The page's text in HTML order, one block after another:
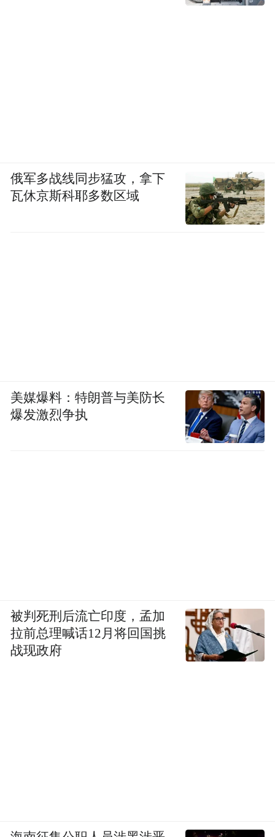
俄军多战线同步猛攻，拿下
瓦休京斯科耶多数区域
美媒爆料：特朗普与美防长
爆发激烈争执
被判死刑后流亡印度，孟加
拉前总理喊话12月将回国挑
战现政府